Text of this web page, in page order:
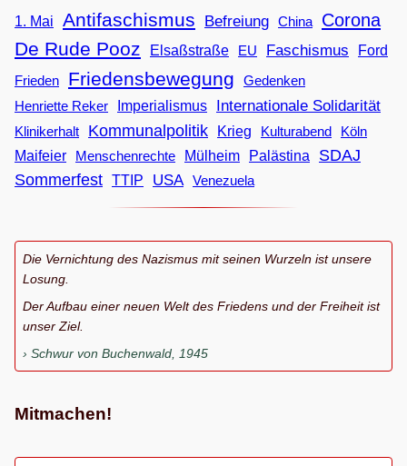
1. Mai Antifaschismus Befreiung China Corona
De Rude Pooz Elsaßstraße EU Faschismus
Ford
Frieden
Friedensbewegung
Gedenken
Henriette Reker
Imperialismus Internationale Solidarität
Klinikerhalt Kommunalpolitik Krieg Kulturabend
Köln
Maifeier
Menschenrechte Mülheim Palästina
SDAJ
Sommerfest TTIP USA Venezuela
Die Vernichtung des Nazismus mit seinen Wurzeln ist unsere
Losung.
Der Aufbau einer neuen Welt des Friedens und der Freiheit ist
unser Ziel.
Schwur von Buchenwald, 1945
Mitmachen!